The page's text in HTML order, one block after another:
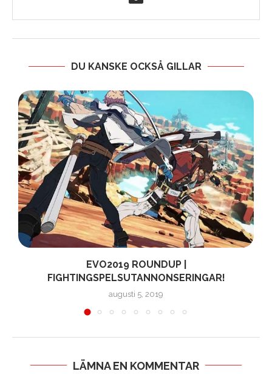
DU KANSKE OCKSÅ GILLAR
EVO2019 ROUNDUP |
FIGHTINGSPELSUTANNONSERINGAR!
augusti 5, 2019
LÄMNA EN KOMMENTAR